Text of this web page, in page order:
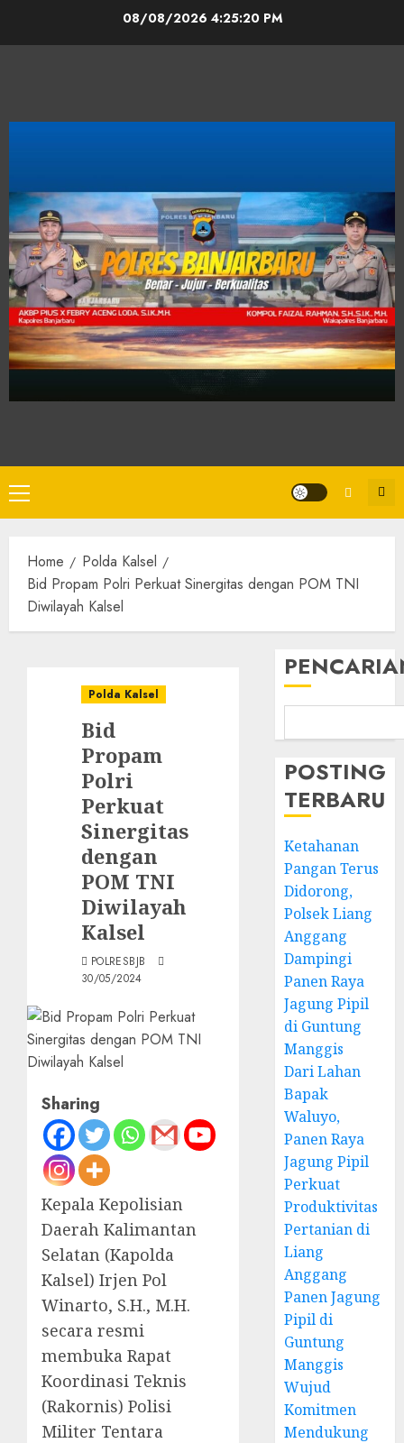
08/08/20264:25:21 PM
Home
Polda Kalsel
Bid Propam Polri Perkuat Sinergitas dengan POM TNI
Diwilayah Kalsel
Polda Kalsel
Bid
Propam
Polri
Perkuat
Sinergitas
dengan
POM TNI
Diwilayah
Kalsel
POLRESBJB
30/05/2024
Sharing
Kepala Kepolisian
Daerah Kalimantan
Selatan (Kapolda
Kalsel) Irjen Pol
Winarto, S.H., M.H.
secara resmi
membuka Rapat
Koordinasi Teknis
(Rakornis) Polisi
Militer Tentara
POSTING
TERBARU
Ketahanan
Pangan Terus
Didorong,
Polsek Liang
Anggang
Dampingi
Panen Raya
Jagung Pipil
di Guntung
Manggis
Dari Lahan
Bapak
Waluyo,
Panen Raya
Jagung Pipil
Perkuat
Produktivitas
Pertanian di
Liang
Anggang
Panen Jagung
Pipil di
Guntung
Manggis
Wujud
Komitmen
Mendukung